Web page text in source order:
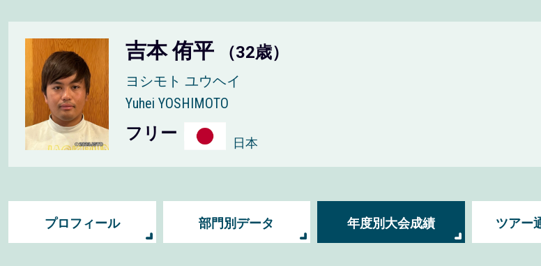
吉本 侑平 （32歳）
ヨシモト ユウヘイ
Yuhei YOSHIMOTO
フリー 日本
プロフィール 部門別データ 年度別大会成績 ツアー